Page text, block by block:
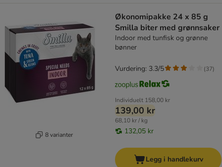
8 varianter
Økonomipakke 24 x 85 g
Smilla biter med grønnsaker
Indoor med tunfisk og grønne
bønner
Individuelt 158,00 kr
139,00 kr
68,10 kr / kg
132,05 kr
Vurdering: 3.3/5 (37)
Legg i handlekurv